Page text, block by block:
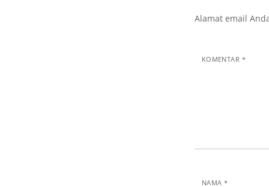
Alamat email
KOMENTAR *
NAMA *